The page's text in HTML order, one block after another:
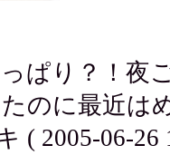
ぱり？！夜
のに最近は
( 2005-06-26